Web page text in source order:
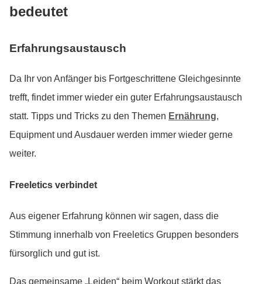
bedeutet
Erfahrungsaustausch
Da Ihr von Anfänger bis Fortgeschrittene Gleichgesinnte
trefft, findet immer wieder ein guter Erfahrungsaustausch
statt. Tipps und Tricks zu den Themen Ernährung,
Equipment und Ausdauer werden immer wieder gerne
weiter.
Freeletics verbindet
Aus eigener Erfahrung können wir sagen, dass die
Stimmung innerhalb von Freeletics Gruppen besonders
fürsorglich und gut ist.
Das gemeinsame „Leiden“ beim Workout stärkt das